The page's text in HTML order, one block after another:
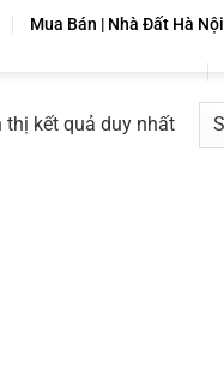
Mua Bán | Nhà Đất Hà Nội
thị kết quả duy nhất